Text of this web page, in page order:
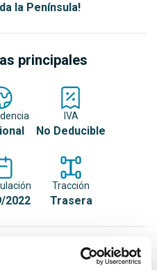
la Península!
principales
IVA
No Deducible
2022
Tracción
Trasera